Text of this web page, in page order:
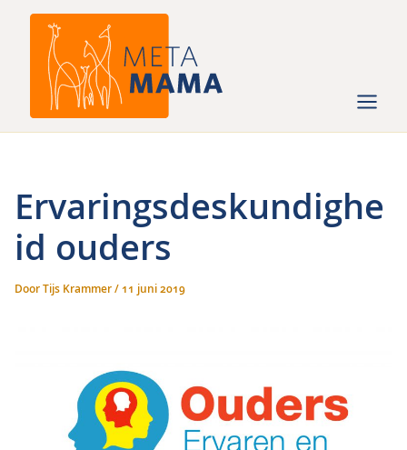
Ervaringsdeskundighe
id ouders
DoorTijs Krammer/11 juni 2019